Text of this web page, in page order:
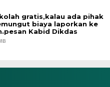
gratis,kalau ada pihak
biaya laporkan ke
Kabid Dikdas